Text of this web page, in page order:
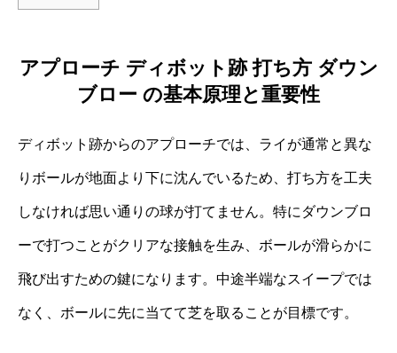
アプローチ ディボット跡 打ち方 ダウン
ブロー の基本原理と重要性
ディボット跡からのアプローチでは、ライが通常と異な
りボールが地面より下に沈んでいるため、打ち方を工夫
しなければ思い通りの球が打てません。特にダウンブロ
ーで打つことがクリアな接触を生み、ボールが滑らかに
飛び出すための鍵になります。中途半端なスイープでは
なく、ボールに先に当てて芝を取ることが目標です。